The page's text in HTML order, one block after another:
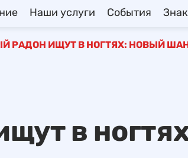
Наши услуги События
РАДОН ИЩУТ В НОГТЯХ: НОВЫЙ
в